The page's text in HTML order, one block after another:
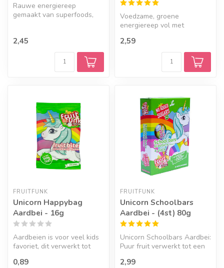
Rauwe energiereep
gemaakt van superfoods,
2,45
Voedzame, groene
energiereep vol met
chiazaad en gers...
2,59
FRUITFUNK
Unicorn Happybag
Aardbei - 16g
Aardbeien is voor veel kids
favoriet, dit verwerkt tot
0,89
FRUITFUNK
Unicorn Schoolbars
Aardbei - (4st) 80g
Unicorn Schoolbars Aardbei:
Puur fruit verwerkt tot een
2,99